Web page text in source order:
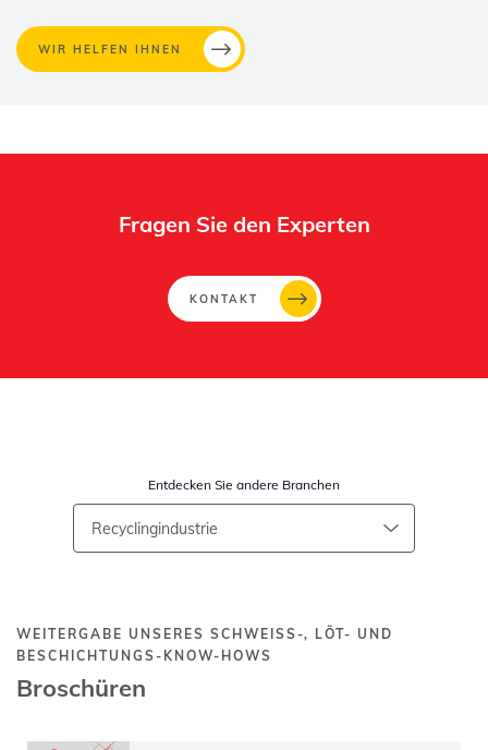
WIR HELFEN IHNEN
Fragen Sie den Experten
KONTAKT
Entdecken Sie andere Branchen
WEITERGABE UNSERES SCHWEISS-, LÖT- UND B
ESCHICHTUNGS-KNOW-HOWS
Broschüren